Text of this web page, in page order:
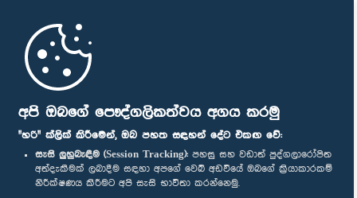
අපි ඔබගේ පෞද්ගලිකත්වය අගය කරමු
"හරි" ක්ලික් කිරීමෙන්, ඔබ පහත සඳහන් දේට එකඟ වේ:
සැසි ලුහුබැඳීම (Session Tracking): පහසු සහ වඩාත් පුද්ගලාරෝපිත
අත්දැකීමක් ලබාදීම සඳහා අපගේ වෙබ් අඩවියේ ඔබගේ ක්‍රියාකාරකම්
නිරීක්ෂණය කිරීමට අපි සැසි භාවිතා කරන්නෙමු.
මුල් පිටුව
පාර්ලිමේන්තු ජංගම යෙදුම